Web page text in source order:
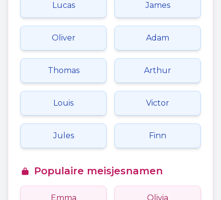
Lucas James
Oliver Adam
Thomas Arthur
Louis Victor
Jules Finn
Populaire meisjesnamen
Emma Olivia